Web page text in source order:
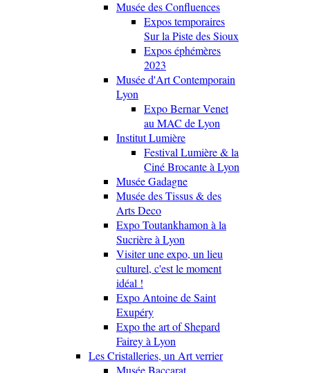
Musée des Confluences
Expos temporaires
Sur la Piste des Sioux
Expos éphémères
2023
Musée d'Art Contemporain
Lyon
Expo Bernar Venet
au MAC de Lyon
Institut Lumière
Festival Lumière & la
Ciné Brocante à Lyon
Musée Gadagne
Musée des Tissus & des
Arts Deco
Expo Toutankhamon à la
Sucrière à Lyon
Visiter une expo, un lieu
culturel, c'est le moment
idéal !
Expo Antoine de Saint
Exupéry
Expo the art of Shepard
Fairey à Lyon
Les Cristalleries, un Art verrier